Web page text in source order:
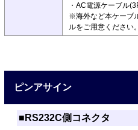
・AC電源ケーブル
※海外など本ケーブ
ルをご用意ください。
ピンアサイン
■RS232C側コネクタ